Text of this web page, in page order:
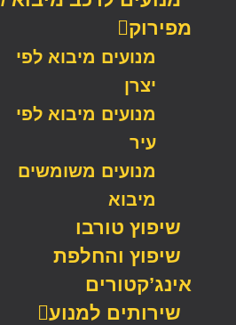
מפירוק
מנועים מיבוא לפי
יצרן
מנועים מיבוא לפי
עיר
מנועים משומשים
מיבוא
שיפוץ טורבו
שיפוץ והחלפת
אינג’קטורים
שירותים למנוע